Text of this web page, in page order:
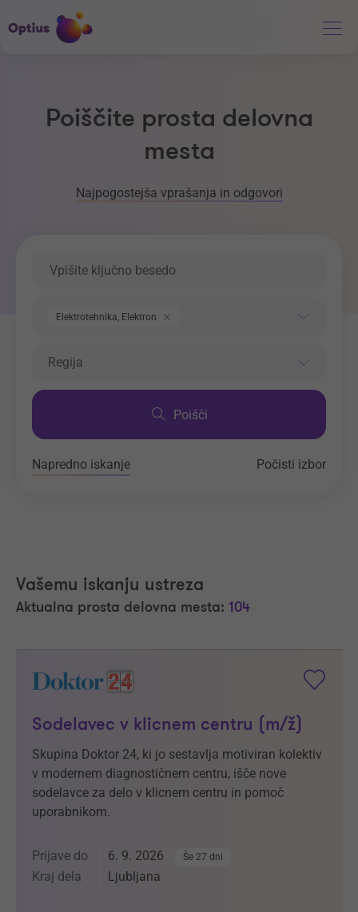
Poiščite prosta delovna
mesta
Najpogostejša vprašanja in odgovori
Elektrotehnika, Elektronika, Telekomunikacije
Regija
Poišči
Napredno iskanje Počisti izbor
Vašemu iskanju ustreza
Aktualna prosta delovna mesta: 104
Sodelavec v klicnem centru (m/ž)
Skupina Doktor 24, ki jo sestavlja motiviran kolektiv
v modernem diagnostičnem centru, išče nove
sodelavce za delo v klicnem centru in pomoč
uporabnikom.
Prijave do 6. 9. 2026 Še 27 dni
Kraj dela Ljubljana